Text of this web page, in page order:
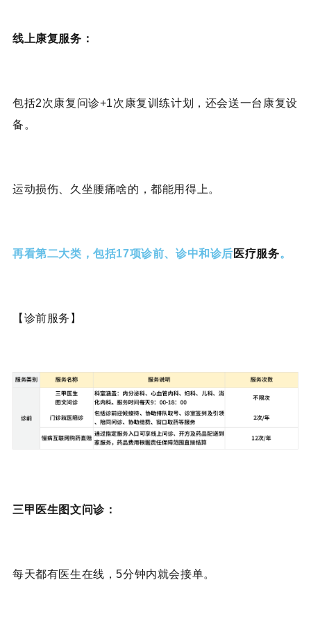
线上康复服务：
包括2次康复问诊+1次康复训练计划，还会送一台康复设
备。
运动损伤、久坐腰痛啥的，都能用得上。
再看第二大类，包括17项诊前、诊中和诊后 医疗服务。
【诊前服务】
三甲医生图文问诊：
每天都有医生在线，5分钟内就会接单。